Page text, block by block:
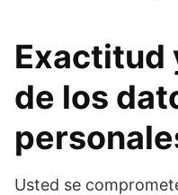
Exactitud
de los
Usted se